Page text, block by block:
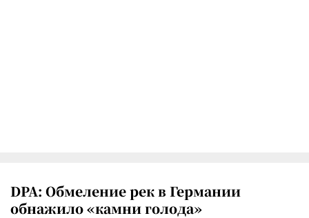
DPA: Обмеление рек в Германии
обнажило «камни голода»